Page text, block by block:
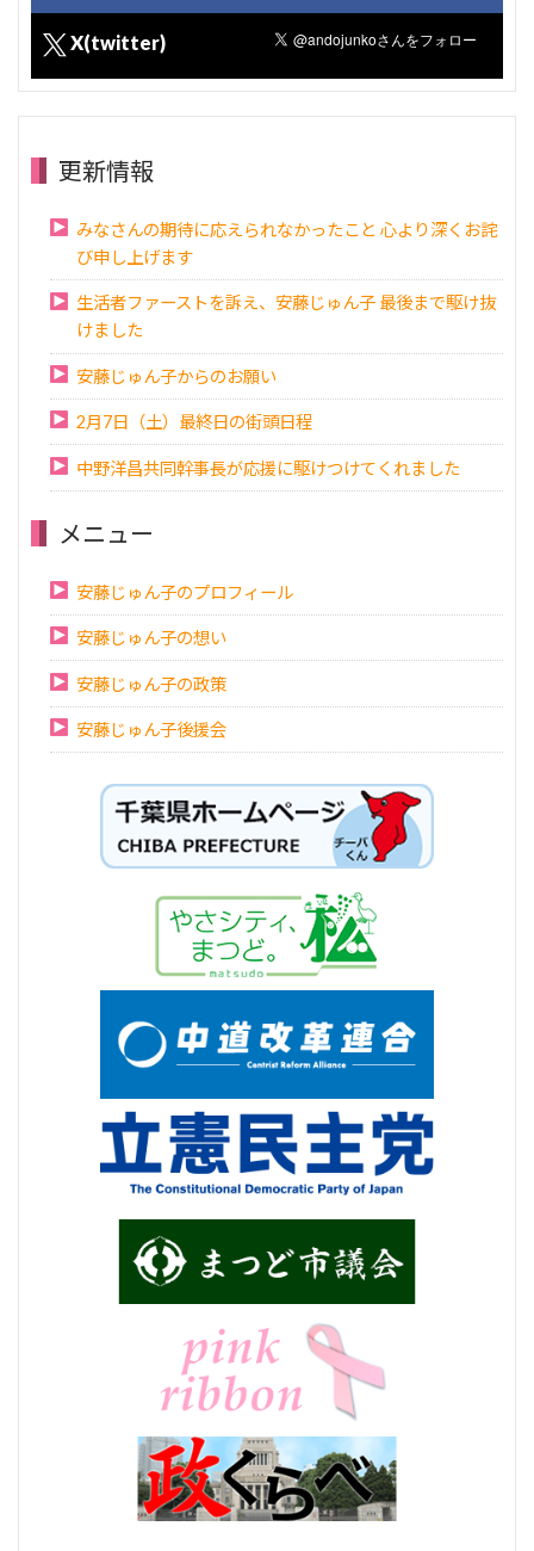
X(twitter)
更新情報
みなさんの期待に応えられなかったこと 心より深くお詫
び申し上げます
生活者ファーストを訴え、安藤じゅん子 最後まで駆け抜
けました
安藤じゅん子からのお願い
2月7日（土）最終日の街頭日程
中野洋昌共同幹事長が応援に駆けつけてくれました
メニュー
安藤じゅん子のプロフィール
安藤じゅん子の想い
安藤じゅん子の政策
安藤じゅん子後援会